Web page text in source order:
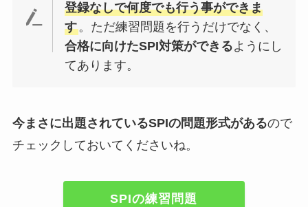
登録なしで何度でも行う事ができま
す。ただ練習問題を行うだけでなく、
合格に向けたSPI対策ができるようにし
てあります。
今まさに出題されているSPIの問題形式があるので
チェックしておいてくださいね。
SPIの練習問題